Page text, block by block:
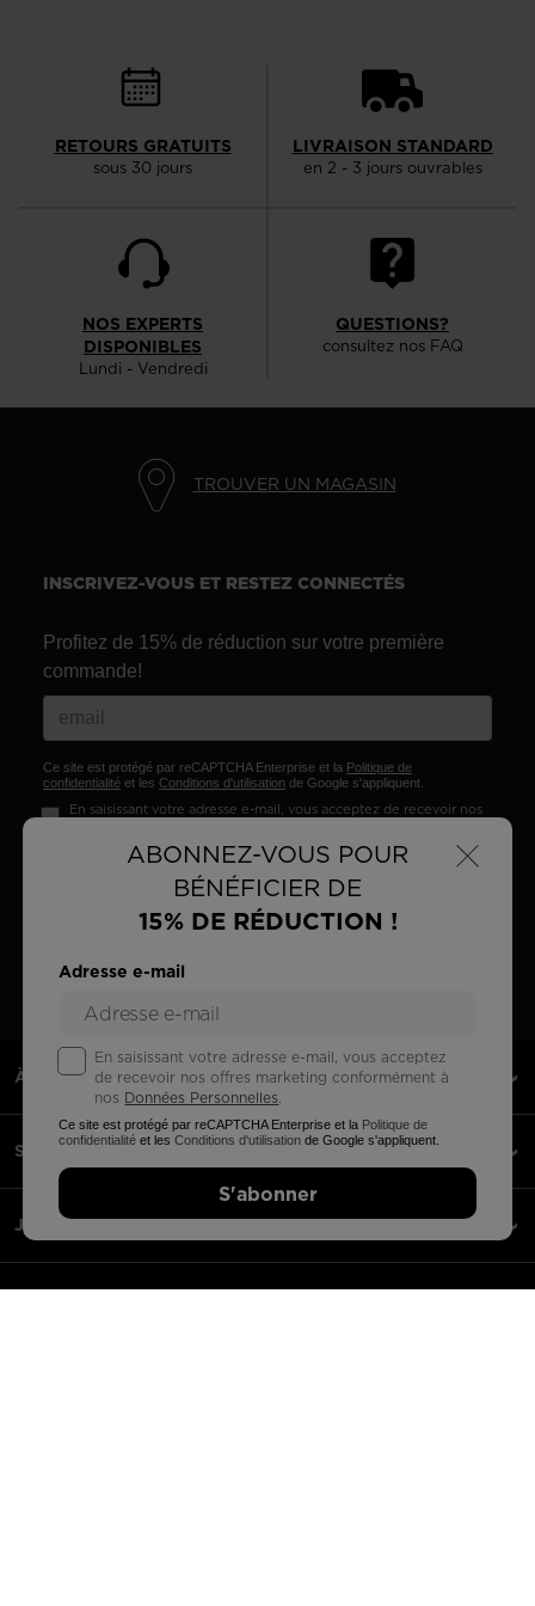
×
ABONNEZ-VOUS POUR
BÉNÉFICIER DE
15% DE RÉDUCTION !
Adresse e-mail
En saisissant votre adresse e-mail, vous acceptez
de recevoir nos offres marketing conformément à
nos Données Personnelles.
Ce site est protégé par reCAPTCHA Enterprise et la Politique de
confidentialité et lesConditions d'utilisation de Google s'appliquent.
S'abonner
RETOURS GRATUITS
sous 30 jours
LIVRAISON STANDARD
en 2 - 3 jours ouvrables
NOS EXPERTS
DISPONIBLES
Lundi - Vendredi
QUESTIONS?
consultez nos FAQ
TROUVER UN MAGASIN
INSCRIVEZ-VOUS ET RESTEZ CONNECTÉS
Profitez de 15% de réduction sur votre première
commande!
Ce site est protégé par reCAPTCHA Enterprise et la Politique de
confidentialité et les Conditions d'utilisation de Google s'appliquent.
En saisissant votre adresse e-mail, vous acceptez de recevoir nos
S'INSCRIRE
À PROPOS DE NOUS
SERVICE CLIENTS
JURIDIQUE